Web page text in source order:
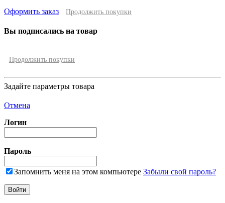
Оформить заказ Продолжить покупки
Вы подписались на товар
Продолжить покупки
Задайте параметры товара
Отмена
Логин
Пароль
Запомнить меня на этом компьютере Забыли свой пароль?